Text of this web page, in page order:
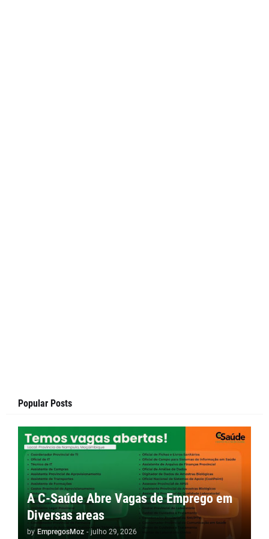
Popular Posts
A C-Saúde Abre Vagas de Emprego em
Diversas areas
by EmpregosMoz - julho 29, 2026